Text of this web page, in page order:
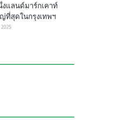
แลนด์มาร์กเคาท์
ที่สุดในกรุงเทพฯ